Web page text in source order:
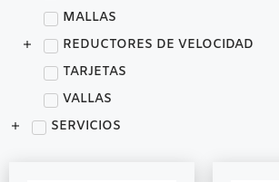
MALLAS
REDUCTORES DE VELOCIDAD
TARJETAS
VALLAS
SERVICIOS